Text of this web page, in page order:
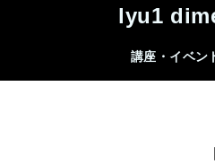
lyu1
講座・イベン